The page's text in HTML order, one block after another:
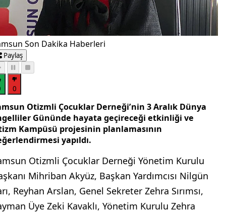
Son Dakika Haberleri
Paylaş
0
Otizmli Çocuklar Derneği’nin 3 Aralık Dünya
Gününde hayata geçireceği etkinliği ve
Kampüsü projesinin planlamasının
yapıldı.
Otizmli Çocuklar Derneği Yönetim Kurulu
Mihriban Akyüz, Başkan Yardımcısı Nilgün
Reyhan Arslan, Genel Sekreter Zehra Sırımsı,
Üye Zeki Kavaklı, Yönetim Kurulu Zehra